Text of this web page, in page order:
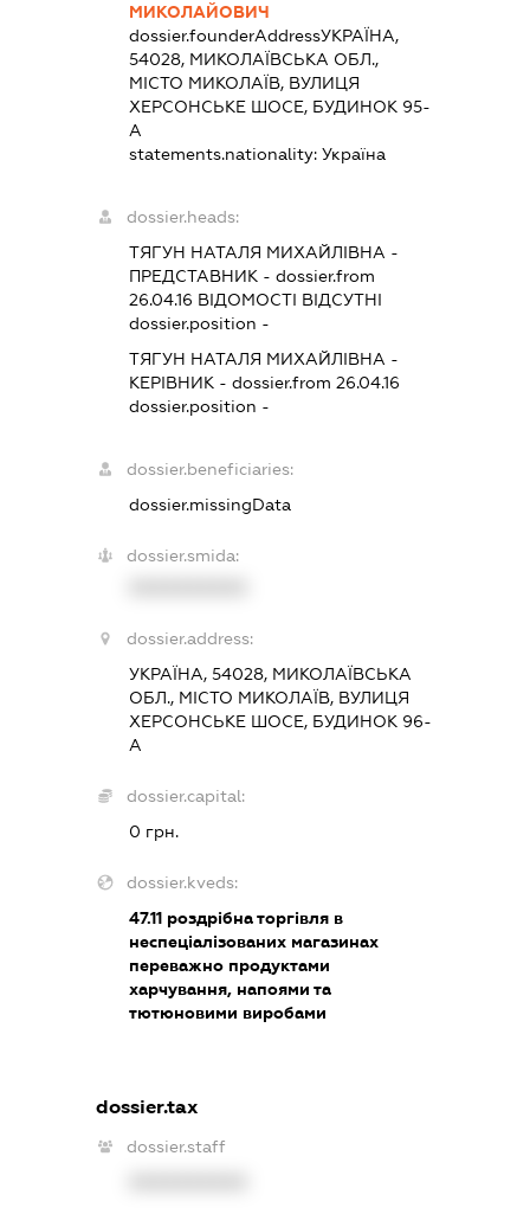
МИКОЛАЙОВИЧ
dossier.founderAddressУКРАЇНА,
54028, МИКОЛАЇВСЬКА ОБЛ.,
МІСТО МИКОЛАЇВ, ВУЛИЦЯ
ХЕРСОНСЬКЕ ШОСЕ, БУДИНОК 95-
А
statements.nationality: Україна
dossier.heads:
ТЯГУН НАТАЛЯ МИХАЙЛІВНА -
ПРЕДСТАВНИК - dossier.from
26.04.16 ВІДОМОСТІ ВІДСУТНІ
dossier.position -
ТЯГУН НАТАЛЯ МИХАЙЛІВНА -
КЕРІВНИК - dossier.from 26.04.16
dossier.position -
dossier.beneficiaries:
dossier.missingData
dossier.smida:
dossier.address:
УКРАЇНА, 54028, МИКОЛАЇВСЬКА
ОБЛ., МІСТО МИКОЛАЇВ, ВУЛИЦЯ
ХЕРСОНСЬКЕ ШОСЕ, БУДИНОК 96-
А
dossier.capital:
0 грн.
dossier.kveds:
47.11роздрібна торгівля в
неспеціалізованих магазинах
переважно продуктами
харчування, напоями та
тютюновими виробами
dossier.tax
dossier.staff